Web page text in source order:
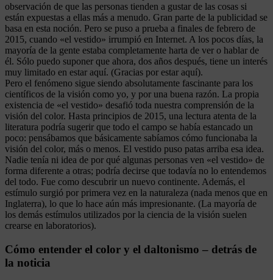
observación de que las personas tienden a gustar de las cosas si
están expuestas a ellas más a menudo. Gran parte de la publicidad se
basa en esta noción. Pero se puso a prueba a finales de febrero de
2015, cuando «el vestido» irrumpió en Internet. A los pocos días, la
mayoría de la gente estaba completamente harta de ver o hablar de
él. Sólo puedo suponer que ahora, dos años después, tiene un interés
muy limitado en estar aquí. (Gracias por estar aquí).
Pero el fenómeno sigue siendo absolutamente fascinante para los
científicos de la visión como yo, y por una buena razón. La propia
existencia de «el vestido» desafió toda nuestra comprensión de la
visión del color. Hasta principios de 2015, una lectura atenta de la
literatura podría sugerir que todo el campo se había estancado un
poco: pensábamos que básicamente sabíamos cómo funcionaba la
visión del color, más o menos. El vestido puso patas arriba esa idea.
Nadie tenía ni idea de por qué algunas personas ven «el vestido» de
forma diferente a otras; podría decirse que todavía no lo entendemos
del todo. Fue como descubrir un nuevo continente. Además, el
estímulo surgió por primera vez en la naturaleza (nada menos que en
Inglaterra), lo que lo hace aún más impresionante. (La mayoría de
los demás estímulos utilizados por la ciencia de la visión suelen
crearse en laboratorios).
Cómo entender el color y el daltonismo – detrás de
la noticia